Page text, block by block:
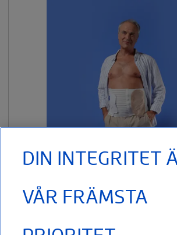
DIN INTEGRITET
VÅR FRÄMSTA